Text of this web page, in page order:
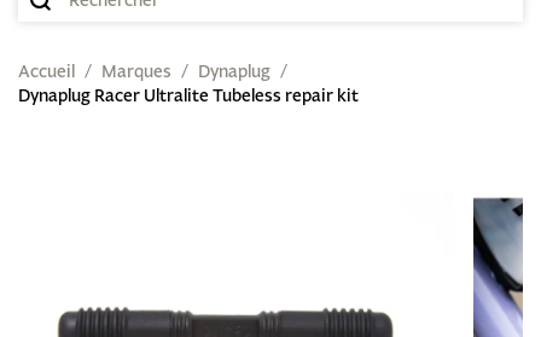
Accueil Marques
Dynaplug
Dynaplug Racer Ultralite Tubeless repair kit